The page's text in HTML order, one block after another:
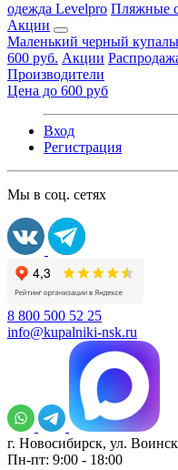
одежда Levelpro Пляжные
Акции
Маленький черный
600 руб. Акции
Производители
Цена до 600 руб
Вход
Регистрация
Мы в соц. сетях
8 800 500 52 25
info@kupalniki-nsk.ru
г. Новосибирск, ул.
Пн-пт: 9:00 - 18:00